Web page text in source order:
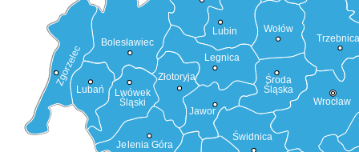
Świdnica
Jelenia Góra
Złotoryja
Lwówek
Śląski
Bolesławiec
Lubań
Zgorzelec
Jawor
Legnica
Środa
Śląska
Trzebnica
Wołów
Lubin
Wrocław